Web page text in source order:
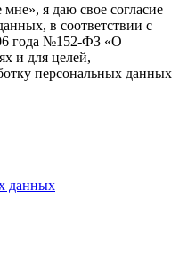
я даю свое согласие
в соответствии с
года №152-ФЗ «О
и для целей,
персональных данных
данных